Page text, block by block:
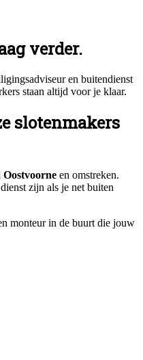
verder.
en buitendienst
staan altijd voor je klaar.
slotenmakers
Oostvoorne en omstreken.
zijn als je net buiten
monteur in de buurt die jouw